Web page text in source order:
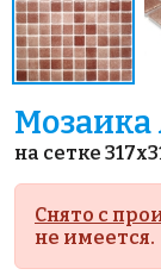
Мозаика
на сетке
Снято с
не имеется.